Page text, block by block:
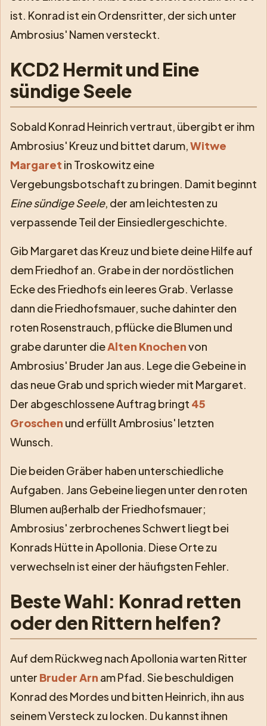
ist. Konrad ist ein Ordensritter, der sich unter
Ambrosius' Namen versteckt.
KCD2 Hermit und Eine
sündige Seele
Sobald Konrad Heinrich vertraut, übergibt er ihm
Ambrosius' Kreuz und bittet darum,Witwe
Margaret in Troskowitz eine
Vergebungsbotschaft zu bringen. Damit beginnt
Eine sündige Seele, der am leichtesten zu
verpassende Teil der Einsiedlergeschichte.
Gib Margaret das Kreuz und biete deine Hilfe auf
dem Friedhof an. Grabe in der nordöstlichen
Ecke des Friedhofs ein leeres Grab. Verlasse
dann die Friedhofsmauer, suche dahinter den
roten Rosenstrauch, pflücke die Blumen und
grabe darunter dieAlten Knochenvon
Ambrosius' Bruder Jan aus. Lege die Gebeine in
das neue Grab und sprich wieder mit Margaret.
Der abgeschlossene Auftrag bringt 45
Groschen und erfüllt Ambrosius' letzten
Wunsch.
Die beiden Gräber haben unterschiedliche
Aufgaben. Jans Gebeine liegen unter den roten
Blumen außerhalb der Friedhofsmauer;
Ambrosius' zerbrochenes Schwert liegt bei
Konrads Hütte in Apollonia. Diese Orte zu
verwechseln ist einer der häufigsten Fehler.
Beste Wahl: Konrad retten
oder den Rittern helfen?
Auf dem Rückweg nach Apollonia warten Ritter
unter Bruder Arn am Pfad. Sie beschuldigen
Konrad des Mordes und bitten Heinrich, ihn aus
seinem Versteck zu locken. Du kannst ihnen